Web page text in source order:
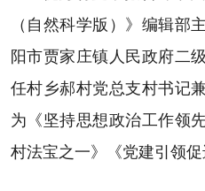
（自然科学版）》编辑部
阳市贾家庄镇人民政府二
任村乡郝村党总支村书记
为《坚持思想政治工作
村法宝之一》《党建引领促